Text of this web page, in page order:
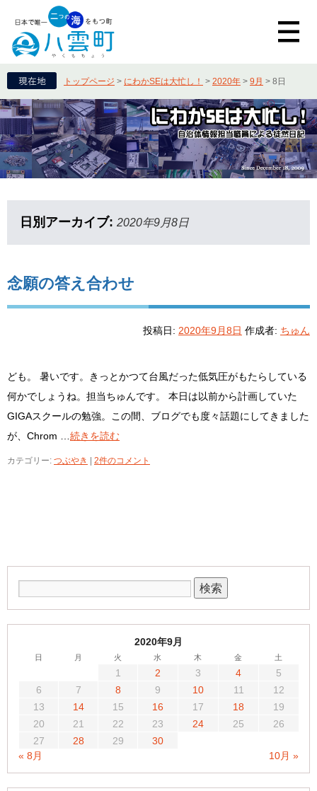
トップページ > にわかSEは大忙し！ > 2020年 > 9月 > 8日
日別アーカイブ: 2020年9月8日
念願の答え合わせ
投稿日: 2020年9月8日 作成者: ちゅん
ども。 暑いです。きっとかつて台風だった低気圧がもたらしている
何かでしょうね。担当ちゅんです。 本日は以前から計画していた
GIGAスクールの勉強。この間、ブログでも度々話題にしてきました
が、Chrom … 続きを読む
カテゴリー: つぶやき 2件のコメント
2020年9月
日 月 火 水 木 金 土
1 2 3 4
5
6
7 8 9 10 11
12
13
14 15 16 17 18
19
20
21 22 23 24 25
26
27
28 29
30
« 8月
10月 »